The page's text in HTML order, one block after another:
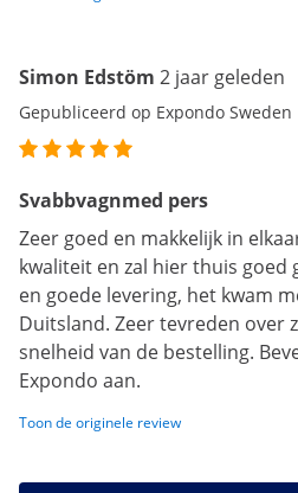
Simon Edstöm 2 jaar geleden
Gepubliceerd op Expondo Sweden
Svabbvagnmed pers
Zeer goed en makkelijk in
kwaliteit en zal hier thuis goed
en goede levering, het kwam
Duitsland. Zeer tevreden over
snelheid van de bestelling.
Expondo aan.
Toon de originele review